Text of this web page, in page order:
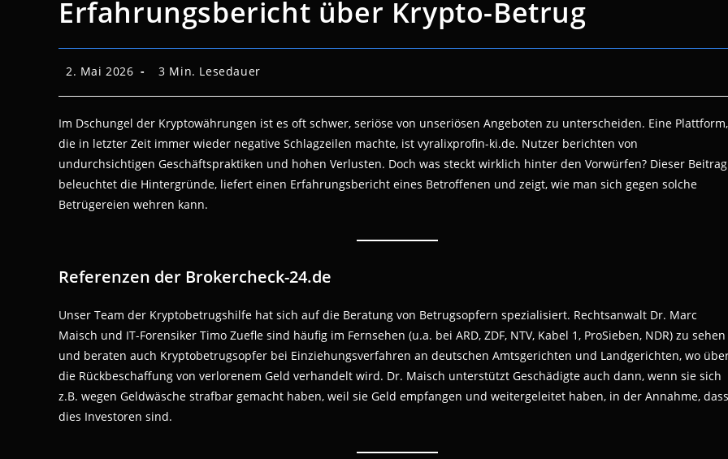
Erfahrungsbericht über Krypto-Betrug
Beitrag
2. Mai 2026 Lesedauer:
3 Min. Lesedauer
Im Dschungel der Kryptowährungen ist es oft schwer, seriöse von unseriösen Angeboten zu unterscheiden. Eine Plattform,
die in letzter Zeit immer wieder negative Schlagzeilen machte, ist vyralixprofin-ki.de. Nutzer berichten von
undurchsichtigen Geschäftspraktiken und hohen Verlusten. Doch was steckt wirklich hinter den Vorwürfen? Dieser Beitrag
beleuchtet die Hintergründe, liefert einen Erfahrungsbericht eines Betroffenen und zeigt, wie man sich gegen solche
Betrügereien wehren kann.
Referenzen der Brokercheck-24.de
Unser Team der Kryptobetrugshilfe hat sich auf die Beratung von Betrugsopfern spezialisiert. Rechtsanwalt Dr. Marc
Maisch und IT-Forensiker Timo Zuefle sind häufig im Fernsehen (u.a. bei ARD, ZDF, NTV, Kabel 1, ProSieben, NDR) zu sehen
und beraten auch Kryptobetrugsopfer bei Einziehungsverfahren an deutschen Amtsgerichten und Landgerichten, wo
die Rückbeschaffung von verlorenem Geld verhandelt wird. Dr. Maisch unterstützt Geschädigte auch dann, wenn sie sich
z.B. wegen Geldwäsche strafbar gemacht haben, weil sie Geld empfangen und weitergeleitet haben, in der Annahme, dass
dies Investoren sind.